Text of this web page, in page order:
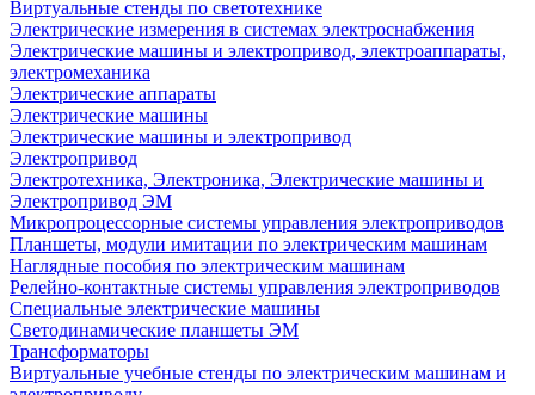
Виртуальные стенды по светотехнике
Электрические измерения в системах электроснабжения
Электрические машины и электропривод, электроаппараты,
электромеханика
Электрические аппараты
Электрические машины
Электрические машины и электропривод
Электропривод
Электротехника, Электроника, Электрические машины и
Электропривод ЭМ
Микропроцессорные системы управления электроприводов
Планшеты, модули имитации по электрическим машинам
Наглядные пособия по электрическим машинам
Релейно-контактные системы управления электроприводов
Специальные электрические машины
Светодинамические планшеты ЭМ
Трансформаторы
Виртуальные учебные стенды по электрическим машинам и